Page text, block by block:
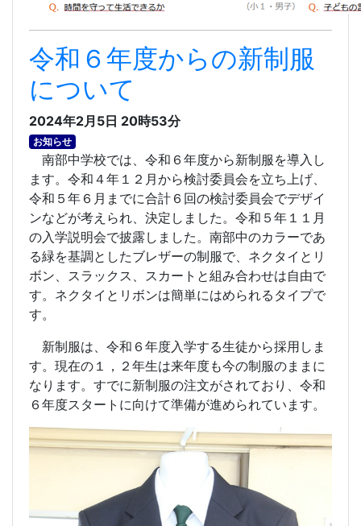
令和６年度からの新制服
について
2024年2月5日 20時53分
お知らせ
南部中学校では、令和６年度から新制服を導入し
ます。令和４年１２月から検討委員会を立ち上げ、
令和５年６月までに合計６回の検討委員会でデザイ
ンなどが考えられ、決定しました。令和５年１１月
の入学説明会で披露しました。南部中のカラーであ
る緑を基調としたブレザーの制服で、ネクタイとリ
ボン、スラックス、スカートと組み合わせは自由で
す。ネクタイとリボンは簡単にはめられるタイプで
す。
新制服は、令和６年度入学する生徒から採用しま
す。現在の１，２年生は来年度も今の制服のままに
なります。すでに新制服の注文がされており、令和
６年度スタートに向けて準備が進められています。